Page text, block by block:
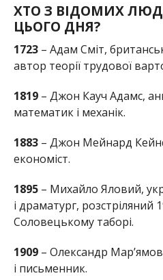
ХТО З ВІДОМИХ
ЦЬОГО ДНЯ?
1723– Адам Сміт,
автор теорії трудової
1819– Джон Кауч Адамс,
математик і механік.
1883– Джон Мейнард
економіст.
1895– Михайло Яловий,
і драматург, розстріляний
Соловецькому таборі.
1909– Олександр
і письменник.